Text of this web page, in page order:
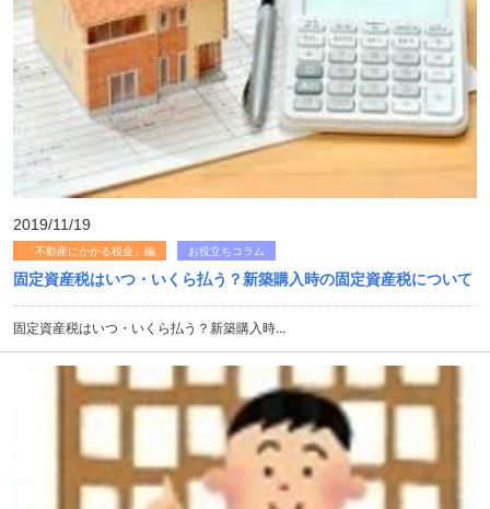
2019/11/19
「不動産にかかる税金」編 お役立ちコラム
固定資産税はいつ・いくら払う？新築購入時の固定資産税について
固定資産税はいつ・いくら払う？新築購入時...